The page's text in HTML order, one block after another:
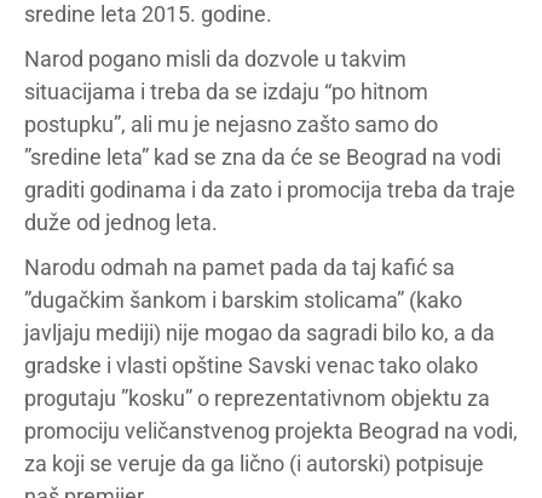
sredine leta 2015. godine.
Narod pogano misli da dozvole u takvim
situacijama i treba da se izdaju “po hitnom
postupku”, ali mu je nejasno zašto samo do
”sredine leta” kad se zna da će se Beograd na vodi
graditi godinama i da zato i promocija treba da traje
duže od jednog leta.
Narodu odmah na pamet pada da taj kafić sa
”dugačkim šankom i barskim stolicama” (kako
javljaju mediji) nije mogao da sagradi bilo ko, a da
gradske i vlasti opštine Savski venac tako olako
progutaju ”kosku” o reprezentativnom objektu za
promociju veličanstvenog projekta Beograd na vodi,
za koji se veruje da ga lično (i autorski) potpisuje